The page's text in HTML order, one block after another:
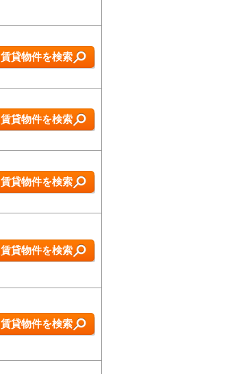
賃貸物件を検索
賃貸物件を検索
賃貸物件を検索
賃貸物件を検索
賃貸物件を検索